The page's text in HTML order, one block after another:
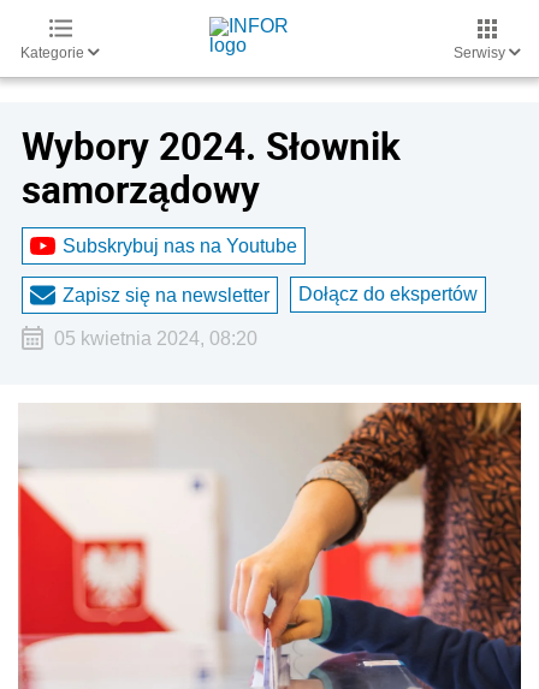
Kategorie Serwisy
Wybory 2024. Słownik
samorządowy
Subskrybuj nas na Youtube
Zapisz się na newsletter Dołącz do ekspertów
05 kwietnia 2024, 08:20